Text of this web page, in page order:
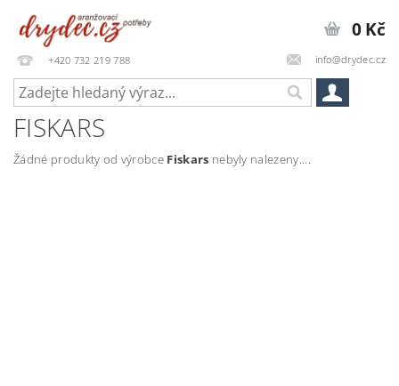
+420 732 219 788 info@drydec.cz
0 Kč
FISKARS
Žádné produkty od výrobce Fiskars nebyly nalezeny....